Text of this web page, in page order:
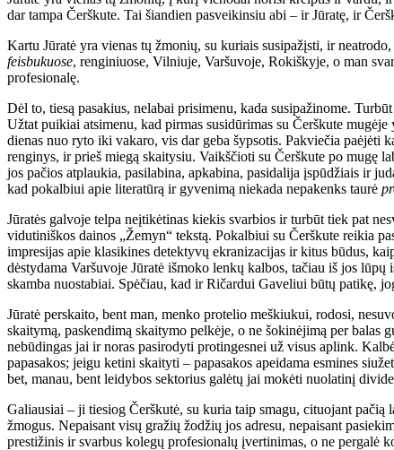
dar tampa Čerškute. Tai šiandien pasveikinsiu abi – ir Jūratę, ir
Kartu Jūratė yra vienas tų žmonių, su kuriais susipažįsti, ir
feisbukuose, renginiuose, Vilniuje, Varšuvoje, Rokiškyje, o man
profesionalę.
Dėl to, tiesą pasakius, nelabai prisimenu, kada susipažinome.
Užtat puikiai atsimenu, kad pirmas susidūrimas su Čerškute
dienas nuo ryto iki vakaro, vis dar geba šypsotis. Pakviečia paėjėti
renginys, ir prieš miegą skaitysiu. Vaikščioti su Čerškute po mugę
jos pačios atplaukia, pasilabina, apkabina, pasidalija įspūdžiais ir
kad pokalbiui apie literatūrą ir gyvenimą niekada nepakenks taurė
Jūratės galvoje telpa neįtikėtinas kiekis svarbios ir turbūt tiek pat
vidutiniškos dainos „Žemyn“ tekstą. Pokalbiui su Čerškute reikia
impresijas apie klasikines detektyvų ekranizacijas ir kitus būdus,
dėstydama Varšuvoje Jūratė išmoko lenkų kalbos, tačiau iš jos
skamba nuostabiai. Spėčiau, kad ir Ričardui Gaveliui būtų patikę,
Jūratė perskaito, bent man, menko protelio meškiukui, rodosi,
skaitymą, paskendimą skaitymo pelkėje, o ne šokinėjimą per balas
nebūdingas jai ir noras pasirodyti protingesnei už visus aplink.
papasakos; jeigu ketini skaityti – papasakos apeidama esmines
bet, manau, bent leidybos sektorius galėtų jai mokėti nuolatinį
Galiausiai – ji tiesiog Čerškutė, su kuria taip smagu, cituojant pačią
žmogus. Nepaisant visų gražių žodžių jos adresu, nepaisant
prestižinis ir svarbus kolegų profesionalų įvertinimas, o ne pergalė